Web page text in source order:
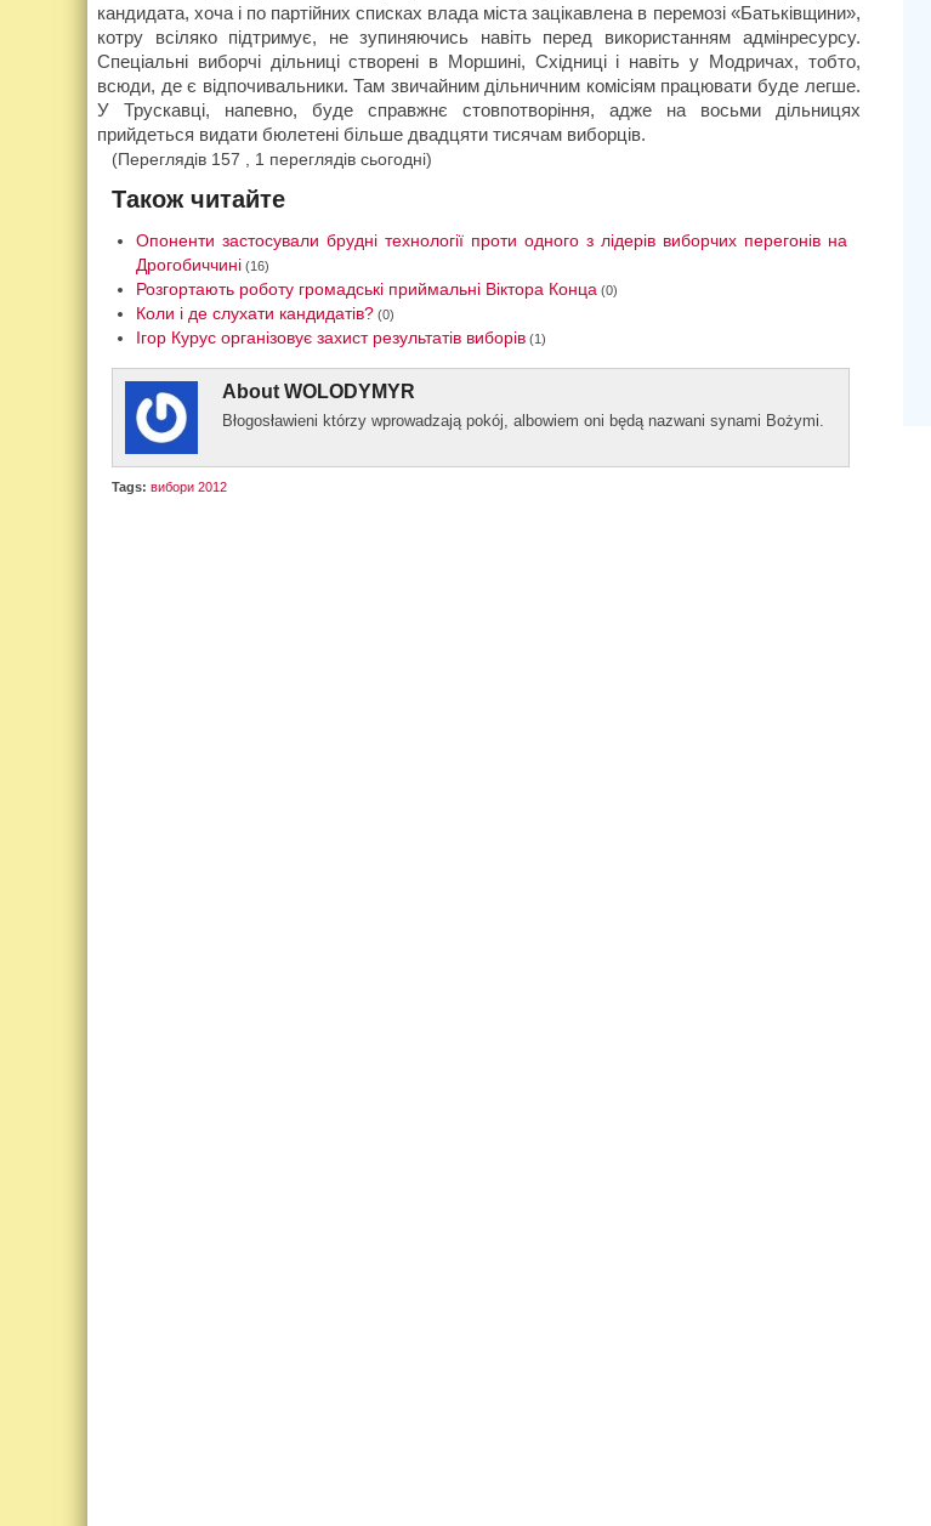
кандидата, хоча і по партійних списках влада міста зацікавлена в перемозі «Батьківщини»,
котру всіляко підтримує, не зупиняючись навіть перед використанням адмінресурсу.
Спеціальні виборчі дільниці створені в Моршині, Східниці і навіть у Модричах, тобто,
всюди, де є відпочивальники. Там звичайним дільничним комісіям працювати буде легше.
У Трускавці, напевно, буде справжнє стовпотворіння, адже на восьми дільницях
прийдеться видати бюлетені більше двадцяти тисячам виборців.
(Переглядів 157 , 1 переглядів сьогодні)
Також читайте
Опоненти застосували брудні технології проти одного з лідерів виборчих перегонів на
Дрогобиччині (16)
Розгортають роботу громадські приймальні Віктора Конца (0)
Коли і де слухати кандидатів? (0)
Ігор Курус організовує захист результатів виборів (1)
About WOLODYMYR
Błogos­ławieni którzy wprowad­zają pokój, al­bowiem oni będą naz­wani syn­ami Bożymi.
Tags: вибори 2012